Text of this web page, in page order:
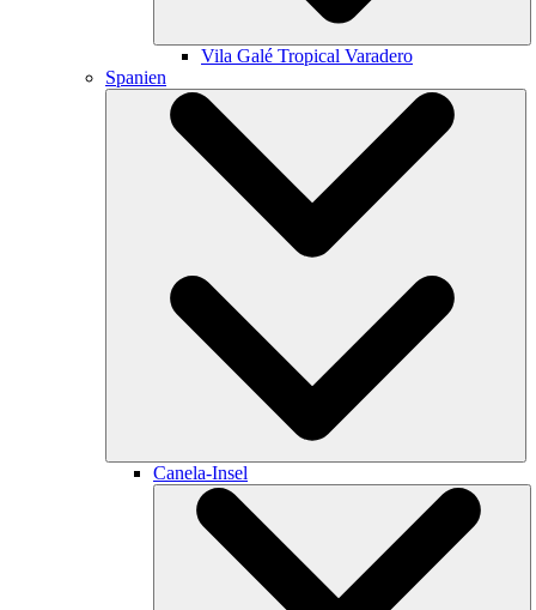
Vila Galé Tropical Varadero
Spanien
Canela-Insel